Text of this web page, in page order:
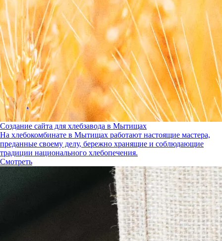
Создание сайта для хлебзавода в Мытищах
На хлебокомбинате в Мытищах работают настоящие мастера,
преданные своему делу, бережно хранящие и соблюдающие
традиции национального хлебопечения.
Смотреть